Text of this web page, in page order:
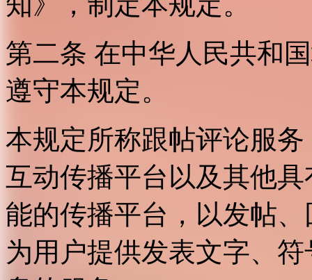
第二条 在中华人民共和
遵守本规定。
本规定所称跟帖评论服
互动传播平台以及其他
能的传播平台，以发帖
为用户提供发表文字、